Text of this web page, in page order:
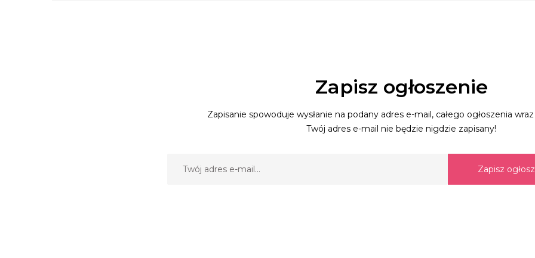
Zapisz ogłoszenie
Zapisanie spowoduje wysłanie na podany adres e-mail, całego ogłoszenia
Twój adres e-mail nie będzie nigdzie zapisany!
Zapisz